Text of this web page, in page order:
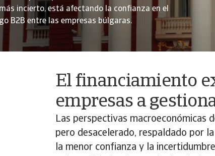
incierto, está afectando la confianza en el
B2B entre las empresas búlgaras.
El financiamiento
empresas a
Las perspectivas macroeconómicas
pero desacelerado, respaldado por
la menor confianza y la